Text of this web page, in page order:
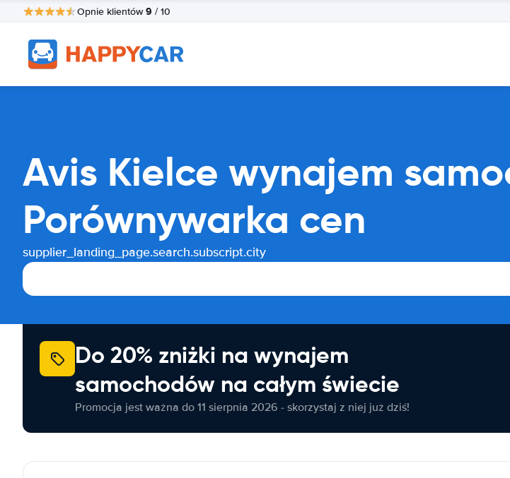
Opnie klientów9 / 10
Avis Kielce wynajem
Porównywarka cen
supplier_landing_page.search.subscript.city
Do 20% zniżki na wynajem
samochodów na całym świecie
Promocja jest ważna do 11 sierpnia 2026 - skorzystaj z niej już dziś!